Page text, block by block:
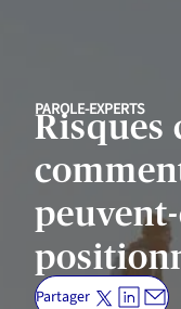
PAROLE-EXPERTS
Risques
Partager